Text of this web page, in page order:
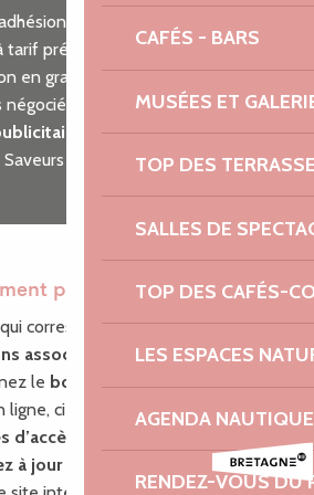
CAFÉS - BARS
MUSÉES ET
TOP DES
SALLES DE
TOP DES CAFÉS-
LES ESPACES
AGENDA NAUTIQUE
RENDEZ-VOUS DU
à Côtes d’Armor
tarif préférentiel, commande de
en grande quantité, shooting
sur nos guides des
pas à pas
correspond à vos besoins : le
associées
le bon de commande,
ci-dessous.
d’accès
à jour vos informations